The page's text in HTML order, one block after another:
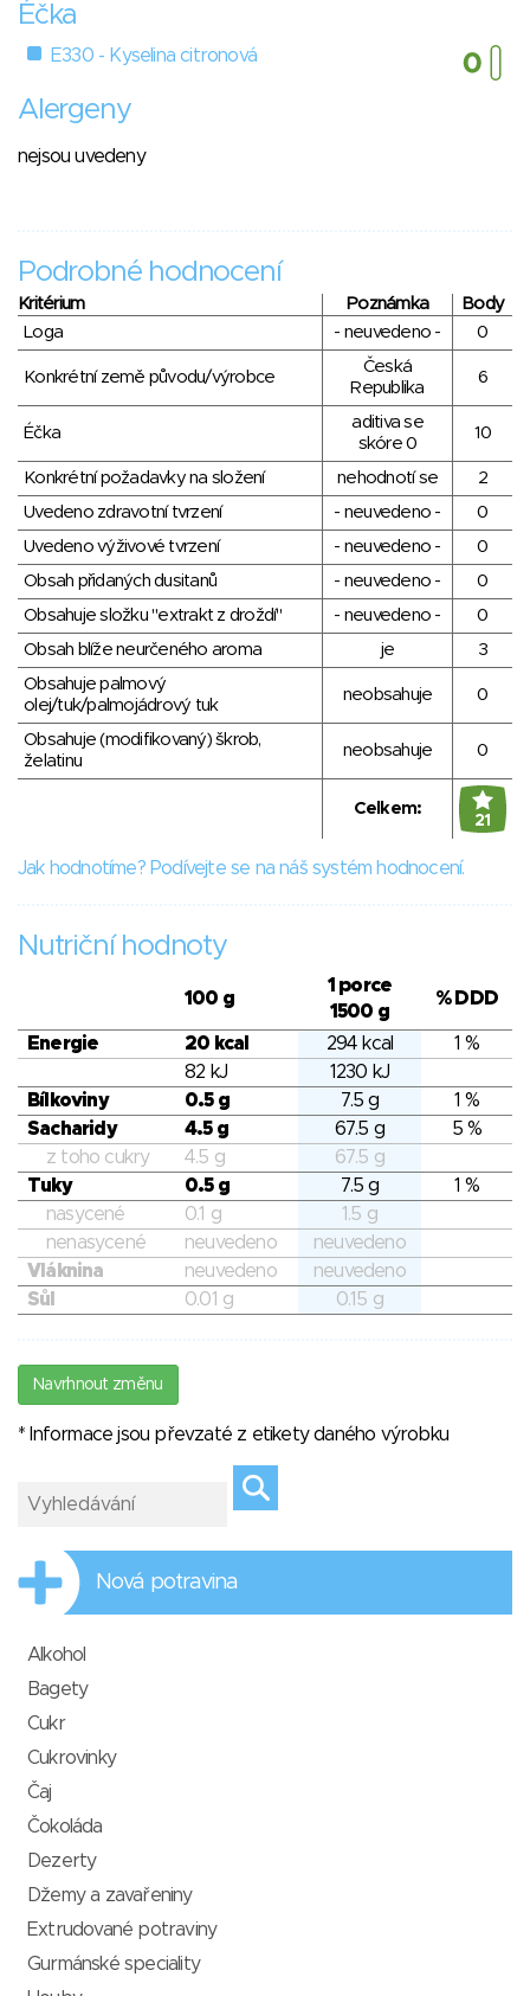
Éčka
E330 - Kyselina citronová
Alergeny
nejsou uvedeny
Podrobné hodnocení
Kritérium Poznámka
Body
Loga
- neuvedeno - 0
Konkrétní země původu/výrobce
Česká
Republika
6
Éčka
aditiva se
skóre 0
10
Konkrétní požadavky na složení nehodnotí se
2
Uvedeno zdravotní tvrzení
- neuvedeno -
0
Uvedeno výživové tvrzení
- neuvedeno -
0
Obsah přidaných dusitanů
- neuvedeno -
0
Obsahuje složku "extrakt z droždí"
- neuvedeno -
0
Obsah blíže neurčeného aroma
je
3
Obsahuje palmový
olej/tuk/palmojádrový tuk
neobsahuje 0
Obsahuje (modifikovaný) škrob,
želatinu
neobsahuje 0
Celkem:
21
Jak hodnotíme? Podívejte se na náš systém hodnocení.
Nutriční hodnoty
100 g
1 porce
1500 g
% DDD
Energie 20 kcal 294 kcal
1 %
82 kJ
1230 kJ
Bílkoviny
0.5 g 7.5 g
1 %
Sacharidy
4.5 g 67.5 g
5 %
z toho cukry
4.5 g
67.5 g
Tuky
0.5 g 7.5 g
1 %
nasycené
0.1 g
1.5 g
nenasycené
neuvedeno
neuvedeno
Vláknina
neuvedeno
neuvedeno
Sůl
0.01 g 0.15 g
Navrhnout změnu
* Informace jsou převzaté z etikety daného výrobku
Nová potravina
Alkohol
Bagety
Cukr
Cukrovinky
Čaj
Čokoláda
Dezerty
Džemy a zavařeniny
Extrudované potraviny
Gurmánské speciality